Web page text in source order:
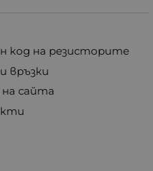
код на резисторите
връзки
сайта